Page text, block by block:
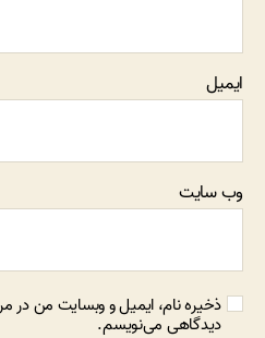
ایمیل
وب‌ سایت
ذخیره نام، ایمیل و وبسایت من در
دیدگاهی می‌نویسم.